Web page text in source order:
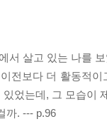
정직함
진강 : 서로 조금은
서 살고 있는 나를
전보다 더 활동적
있었는데, 그 모습
까. --- p.96